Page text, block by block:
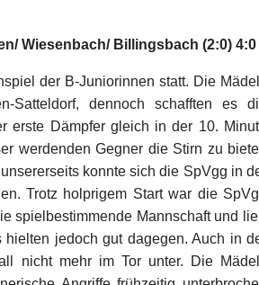
Wiesenbach/ Billingsbach (2:0) 4:0
der B-Juniorinnen statt. Die
Satteldorf, dennoch schafften es
erste Dämpfer gleich in der 10.
werdenden Gegner die Stirn zu
konnte sich die SpVgg in
Trotz holprigem Start war die
spielbestimmende Mannschaft und
jedoch gut dagegen. Auch in
nicht mehr im Tor unter. Die